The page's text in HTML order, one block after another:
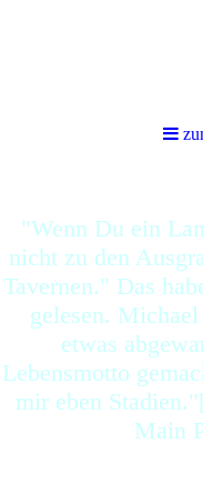
zum
"Wenn Du ein
nicht zu den
Tavernen." Das
gelesen.
etwas
Lebensmotto
mir eben
Main